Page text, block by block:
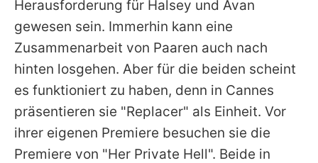
Herausforderung für Halsey und Avan
gewesen sein. Immerhin kann eine
Zusammenarbeit von Paaren auch nach
hinten losgehen. Aber für die beiden scheint
es funktioniert zu haben, denn in Cannes
präsentieren sie "Replacer" als Einheit. Vor
ihrer eigenen Premiere besuchen sie die
Premiere von "Her Private Hell". Beide in